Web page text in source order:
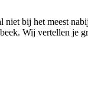
bij het meest
Wij vertellen je